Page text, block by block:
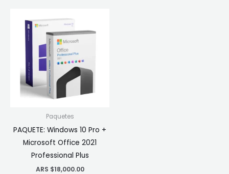
Paquetes
PAQUETE: Windows 10 Pro +
Microsoft Office 2021
Professional Plus
ARS $18,000.00